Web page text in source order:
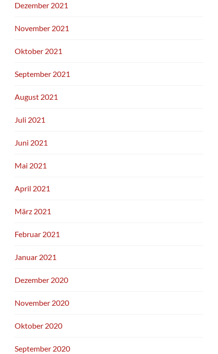
Dezember 2021
November 2021
Oktober 2021
September 2021
August 2021
Juli 2021
Juni 2021
Mai 2021
April 2021
März 2021
Februar 2021
Januar 2021
Dezember 2020
November 2020
Oktober 2020
September 2020